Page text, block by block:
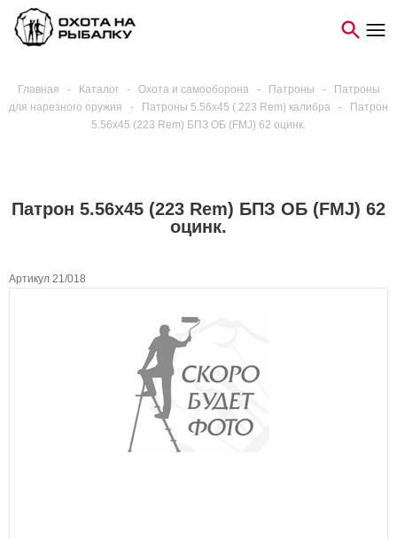
Главная - Каталог - Охота и самооборона - Патроны -
Патроны
для нарезного оружия
- Патроны 5.56х45 (.223 Rem) калибра -
Патрон
5.56x45 (223 Rem) БПЗ ОБ (FMJ) 62 оцинк.
Патрон 5.56x45 (223 Rem) БПЗ ОБ (FMJ) 62
оцинк.
Артикул 21/018